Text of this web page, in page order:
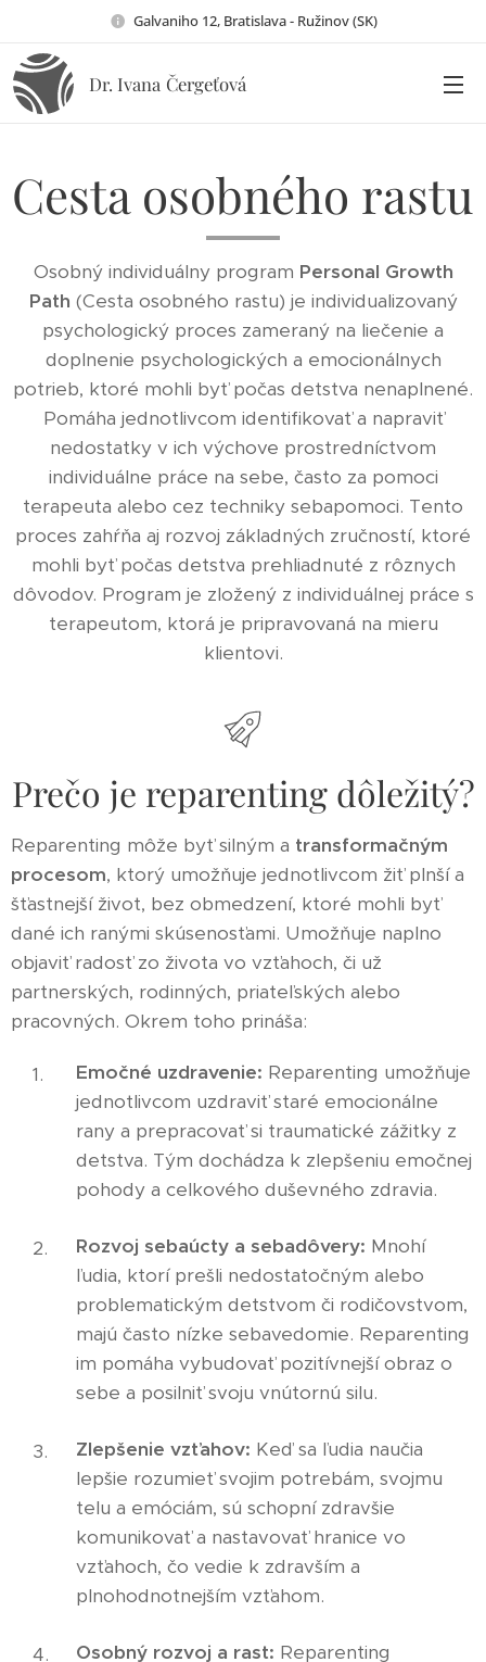
Galvaniho 12, Bratislava - Ružinov (SK)
Dr. Ivana Čergeťová
Cesta osobného rastu
Osobný individuálny program Personal Growth
Path (Cesta osobného rastu) je individualizovaný
psychologický proces zameraný na liečenie a
doplnenie psychologických a emocionálnych
potrieb, ktoré mohli byť počas detstva nenaplnené.
Pomáha jednotlivcom identifikovať a napraviť
nedostatky v ich výchove prostredníctvom
individuálne práce na sebe, často za pomoci
terapeuta alebo cez techniky sebapomoci. Tento
proces zahŕňa aj rozvoj základných zručností, ktoré
mohli byť počas detstva prehliadnuté z rôznych
dôvodov. Program je zložený z individuálnej práce s
terapeutom, ktorá je pripravovaná na mieru
klientovi.
Prečo je reparenting dôležitý?
Reparenting môže byť silným a transformačným
procesom, ktorý umožňuje jednotlivcom žiť plnší a
šťastnejší život, bez obmedzení, ktoré mohli byť
dané ich ranými skúsenosťami. Umožňuje naplno
objaviť radosť zo života vo vzťahoch, či už
partnerských, rodinných, priateľských alebo
pracovných. Okrem toho prináša:
Emočné uzdravenie: Reparenting umožňuje
jednotlivcom uzdraviť staré emocionálne
rany a prepracovať si traumatické zážitky z
detstva. Tým dochádza k zlepšeniu emočnej
pohody a celkového duševného zdravia.
Rozvoj sebaúcty a sebadôvery: Mnohí
ľudia, ktorí prešli nedostatočným alebo
problematickým detstvom či rodičovstvom,
majú často nízke sebavedomie. Reparenting
im pomáha vybudovať pozitívnejší obraz o
sebe a posilniť svoju vnútornú silu.
Zlepšenie vzťahov: Keď sa ľudia naučia
lepšie rozumieť svojim potrebám, svojmu
telu a emóciám, sú schopní zdravšie
komunikovať a nastavovať hranice vo
vzťahoch, čo vedie k zdravším a
plnohodnotnejším vzťahom.
Osobný rozvoj a rast: Reparenting